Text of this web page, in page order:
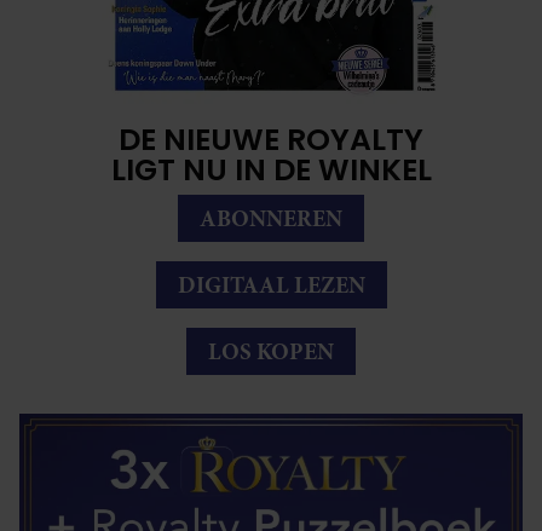
DE NIEUWE ROYALTY
LIGT NU IN DE WINKEL
ABONNEREN
DIGITAAL LEZEN
LOS KOPEN